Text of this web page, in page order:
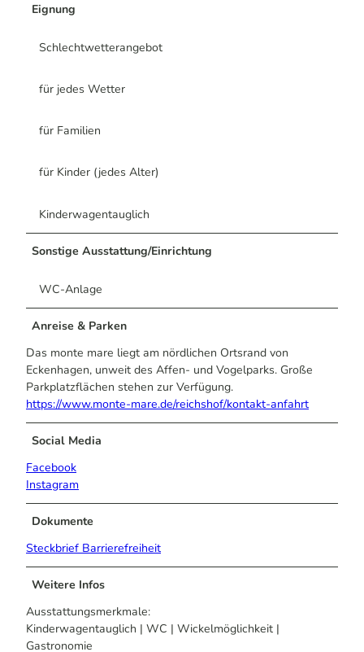
Eignung
Schlechtwetterangebot
für jedes Wetter
für Familien
für Kinder (jedes Alter)
Kinderwagentauglich
Sonstige Ausstattung/Einrichtung
WC-Anlage
Anreise & Parken
Das monte mare liegt am nördlichen Ortsrand von
Eckenhagen, unweit des Affen- und Vogelparks. Große
Parkplatzflächen stehen zur Verfügung.
https://www.monte-mare.de/reichshof/kontakt-anfahrt
Social Media
Facebook
Instagram
Dokumente
Steckbrief Barrierefreiheit
Weitere Infos
Ausstattungsmerkmale:
Kinderwagentauglich | WC | Wickelmöglichkeit |
Gastronomie